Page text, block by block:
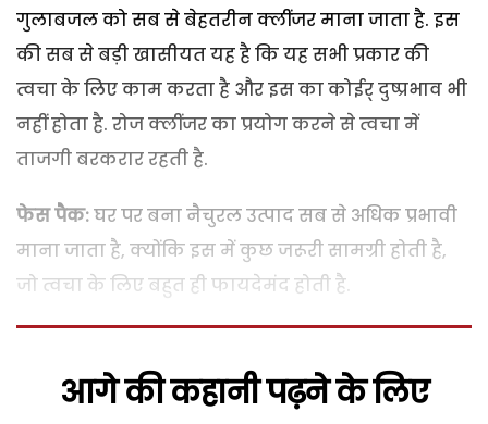
गुलाबजल को सब से बेहतरीन क्लींजर माना जाता है. इस
की सब से बड़ी खासीयत यह है कि यह सभी प्रकार की
त्वचा के लिए काम करता है और इस का कोईर् दुष्प्रभाव भी
नहीं होता है. रोज क्लींजर का प्रयोग करने से त्वचा में
ताजगी बरकरार रहती है.
फेस पैक:घर पर बना नैचुरल उत्पाद सब से अधिक प्रभावी
माना जाता है, क्योंकि इस में कुछ जरूरी सामग्री होती है,
जो त्वचा के लिए बहुत ही फायदेमंद होती है.
आगे की कहानी पढ़ने के लिए